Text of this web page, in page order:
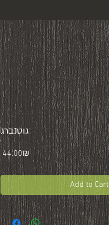
גוטנברג
‏44.00 ‏₪Price
Add to Cart